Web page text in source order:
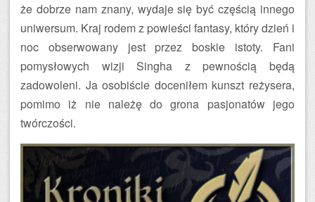
że dobrze nam znany, wydaje się być częścią innego
uniwersum. Kraj rodem z powieści fantasy, który dzień i
noc obserwowany jest przez boskie istoty. Fani
pomysłowych wizji Singha z pewnością będą
zadowoleni. Ja osobiście doceniłem kunszt reżysera,
pomimo iż nie należę do grona pasjonatów jego
twórczości.